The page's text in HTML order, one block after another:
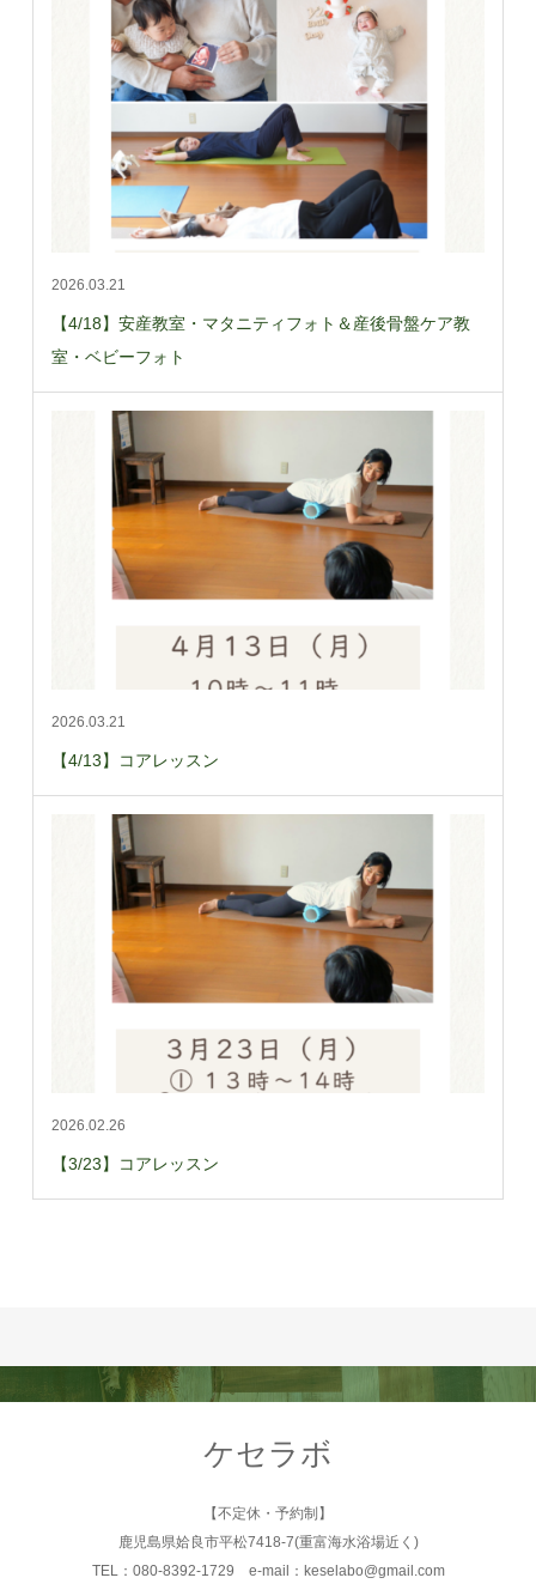
2026.03.21
【4/18】安産教室・マタニティフォト＆産後骨盤ケア教
室・ベビーフォト
2026.03.21
【4/13】コアレッスン
2026.02.26
【3/23】コアレッスン
ケセラボ
【不定休・予約制】
鹿児島県姶良市平松7418-7(重富海水浴場近く)
TEL：080-8392-1729 e-mail：keselabo@gmail.com